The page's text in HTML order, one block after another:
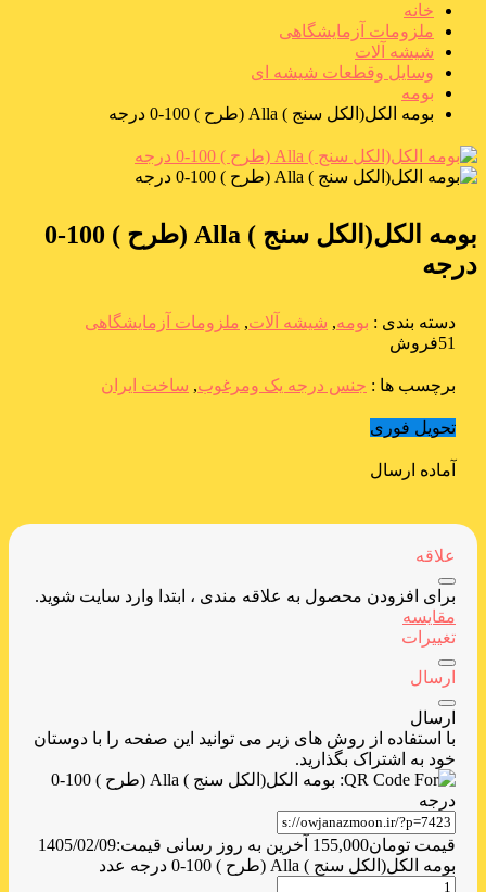
خانه
ملزومات آزمایشگاهی
شیشه آلات
وسایل وقطعات شیشه ای
بومه
بومه الکل(الکل سنج ) Alla (طرح ) 100-0 درجه
بومه الکل(الکل سنج ) Alla (طرح ) 100-0
درجه
دسته بندی : بومه, شیشه آلات, ملزومات آزمایشگاهی
51فروش
برچسب ها : جنس درجه یک ومرغوب, ساخت ایران
تحویل فوری
آماده ارسال
علاقه
برای افزودن محصول به علاقه مندی ، ابتدا وارد سایت شوید.
مقایسه
تغییرات
ارسال
ارسال
با استفاده از روش های زیر می توانید این صفحه را با دوستان
خود به اشتراک بگذارید.
قیمت تومان155,000 آخرین به روز رسانی قیمت:1405/02/09
بومه الکل(الکل سنج ) Alla (طرح ) 100-0 درجه عدد